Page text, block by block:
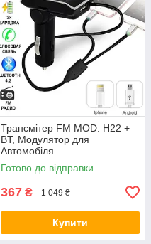
Трансмітер FM MOD. H22 +
BT, Модулятор для
Автомобіля
Готово до відправки
367 ₴ 1 049 ₴
Купити